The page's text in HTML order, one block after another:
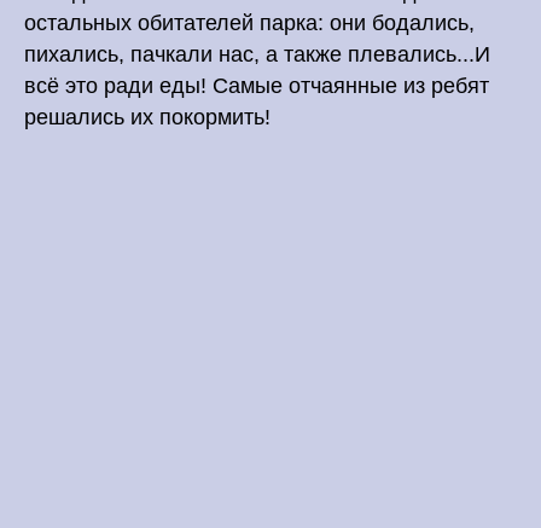
остальных обитателей парка: они бодались,
пихались, пачкали нас, а также плевались...И
всё это ради еды! Самые отчаянные из ребят
решались их покормить!